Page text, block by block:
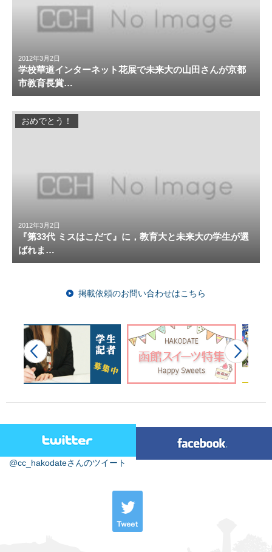
2012年3月2日
学校華道インターネット花展で未来大の山田さんが京都
市教育長賞…
2012年3月2日
『第33代 ミスはこだて』に，教育大と未来大の学生が選
ばれま…
おめでとう！
掲載依頼のお問い合わせはこちら
@cc_hakodateさんのツイート